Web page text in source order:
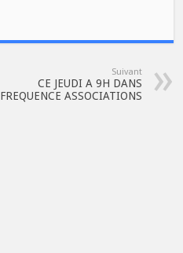
Suivant
CE JEUDI A 9H DANS
FREQUENCE ASSOCIATIONS